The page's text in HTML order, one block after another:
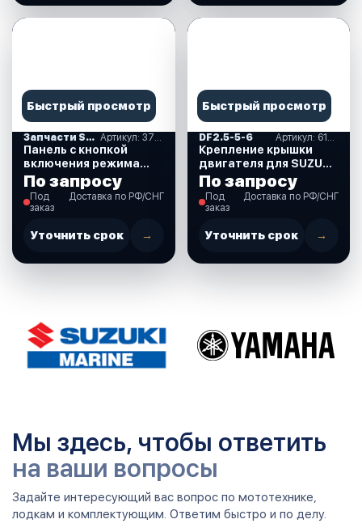
Быстрый просмотр
Запчасти SUZUKI
Панель с кнопкой
включения режима
Troll (троллинг) для
Suzuki DF40-350 л.с.
(37860-87L00-000)
По запросу
Под
заказ
Доставка по РФ/СНГ
Уточнить срок →
Быстрый просмотр
DF2.5-5-6
Крепление крышки
двигателя для SUZUKI
DF2.5 л.с. (61611-
97J01-000)
По запросу
Под
заказ
Доставка по РФ/СНГ
Уточнить срок →
Мы здесь, чтобы ответить
на ваши вопросы
Задайте интересующий вас вопрос по мототехнике,
лодкам и комплектующим. Ответим быстро и по делу.